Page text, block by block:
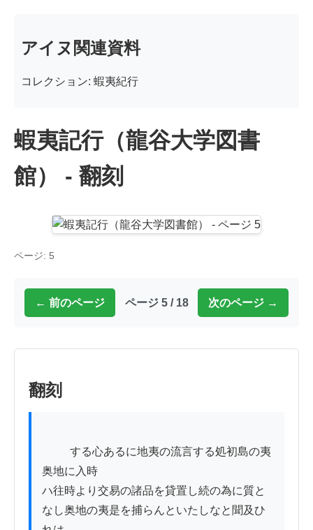
アイヌ関連資料
コレクション: 蝦夷紀行
蝦夷記行（龍谷大学図書
館） - 翻刻
ページ: 5
← 前のページ ページ 5 / 18 次のページ →
翻刻
奥地に入時
ハ往時より交易の諸品を貸置し続の為に質と
なし奥地の夷是を捕らんといたしなと聞及ひ